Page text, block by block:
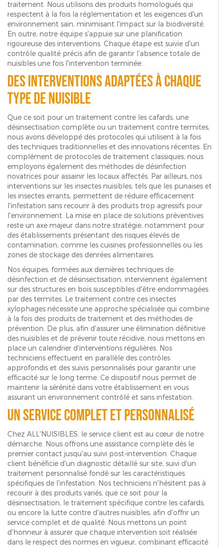
traitement. Nous utilisons des produits homologués qui
respectent à la fois la réglementation et les exigences d'un
environnement sain, minimisant l'impact sur la biodiversité.
En outre, notre équipe s'appuie sur une planification
rigoureuse des interventions. Chaque étape est suivie d'un
contrôle qualité précis afin de garantir l'absence totale de
nuisibles une fois l'intervention terminée.
Des interventions adaptées à chaque
type de nuisible
Que ce soit pour un traitement contre les cafards, une
désinsectisation complète ou un traitement contre termites,
nous avons développé des protocoles qui utilisent à la fois
des techniques traditionnelles et des innovations récentes. En
complément de protocoles de traitement classiques, nous
employons également des méthodes de désinfection
novatrices pour assainir les locaux affectés. Par ailleurs, nos
interventions sur les insectes nuisibles, tels que les punaises et
les insectes errants, permettent de réduire efficacement
l'infestation sans recourir à des produits trop agressifs pour
l'environnement. La mise en place de solutions préventives
reste un axe majeur dans notre stratégie, notamment pour
des établissements présentant des risques élevés de
contamination, comme les cuisines professionnelles ou les
zones de stockage des denrées alimentaires.
Nos équipes, formées aux dernières techniques de
désinfection et de désinsectisation, interviennent également
sur des structures en bois susceptibles d'être endommagées
par des termites. Le traitement contre ces insectes
xylophages nécessite une approche spécialisée qui combine
à la fois des produits de traitement et des méthodes de
prévention. De plus, afin d'assurer une élimination définitive
des nuisibles et de prévenir toute récidive, nous mettons en
place un calendrier d'interventions régulières. Nos
techniciens effectuent en parallèle des contrôles
approfondis et des suivis personnalisés pour garantir une
efficacité sur le long terme. Ce dispositif nous permet de
maintenir la sérénité dans votre établissement en vous
assurant un environnement contrôlé et sans infestation.
Un service complet et personnalisé
Chez ALL'NUISIBLES, le service client est au cœur de notre
démarche. Nous offrons une assistance complète dès le
premier contact jusqu'au suivi post-intervention. Chaque
client bénéficie d'un diagnostic détaillé sur site, suivi d'un
traitement personnalisé fondé sur les caractéristiques
spécifiques de l'infestation. Nos techniciens n'hésitent pas à
recourir à des produits variés, que ce soit pour la
désinsectisation, le traitement spécifique contre les cafards,
ou encore la lutte contre d'autres nuisibles, afin d'offrir un
service complet et de qualité. Nous mettons un point
d'honneur à assurer que chaque intervention soit réalisée
dans le respect des normes en vigueur, combinant efficacité